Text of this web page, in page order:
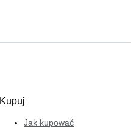
Kupuj
Jak kupować